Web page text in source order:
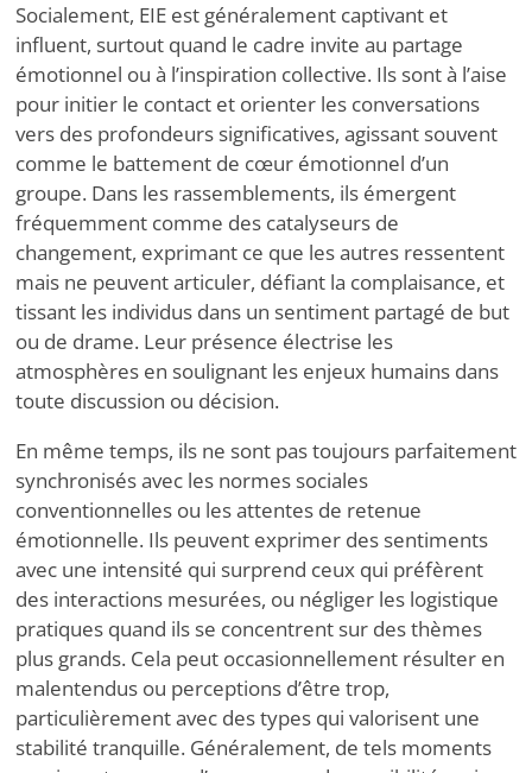
Socialement, EIE est généralement captivant et
influent, surtout quand le cadre invite au partage
émotionnel ou à l’inspiration collective. Ils sont à l’aise
pour initier le contact et orienter les conversations
vers des profondeurs significatives, agissant souvent
comme le battement de cœur émotionnel d’un
groupe. Dans les rassemblements, ils émergent
fréquemment comme des catalyseurs de
changement, exprimant ce que les autres ressentent
mais ne peuvent articuler, défiant la complaisance, et
tissant les individus dans un sentiment partagé de but
ou de drame. Leur présence électrise les
atmosphères en soulignant les enjeux humains dans
toute discussion ou décision.
En même temps, ils ne sont pas toujours parfaitement
synchronisés avec les normes sociales
conventionnelles ou les attentes de retenue
émotionnelle. Ils peuvent exprimer des sentiments
avec une intensité qui surprend ceux qui préfèrent
des interactions mesurées, ou négliger les logistique
pratiques quand ils se concentrent sur des thèmes
plus grands. Cela peut occasionnellement résulter en
malentendus ou perceptions d’être trop,
particulièrement avec des types qui valorisent une
stabilité tranquille. Généralement, de tels moments